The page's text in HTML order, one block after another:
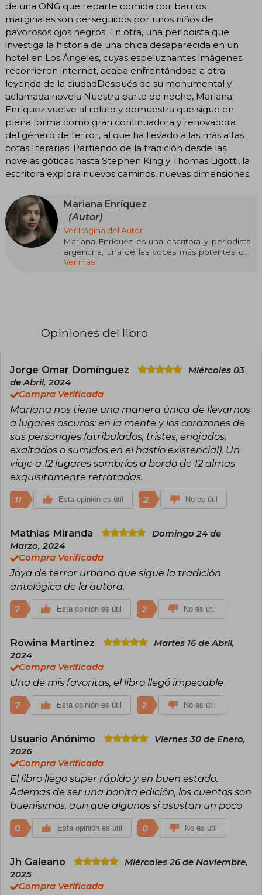
de una ONG que reparte comida por barrios
marginales son perseguidos por unos niños de
pavorosos ojos negros. En otra, una periodista que
investiga la historia de una chica desaparecida en un
hotel en Los Ángeles, cuyas espeluznantes imágenes
recorrieron internet, acaba enfrentándose a otra
leyenda de la ciudadDespués de su monumental y
aclamada novela Nuestra parte de noche, Mariana
Enriquez vuelve al relato y demuestra que sigue en
plena forma como gran continuadora y renovadora
del género de terror, al que ha llevado a las más altas
cotas literarias. Partiendo de la tradición desde las
novelas góticas hasta Stephen King y Thomas Ligotti, la
escritora explora nuevos caminos, nuevas dimensiones.
Mariana Enríquez
(Autor)
Ver Página del Autor
Mariana Enríquez es una escritora y periodista
argentina, una de las voces más potentes del
terror contemporáneo en lengua española. Su
iluminar lo que suele ocultarse bajo la alfombra.
Entre sus libros más influyentes se encuentra
Las cosas que perdimos en el fuego, un
volumen de cuentos que consolidó su
proyección internacional y redefinió el terror
latinoamericano desde una perspectiva urbana
y política. En 2019 recibió el Premio Herralde de
Novela por Nuestra parte de noche,
confirmando una trayectoria sólida y coherente.
Enríquez no busca asustar por deporte: escribe
para inquietar, incomodar y dejar marcas
Ver más
Opiniones del libro
Jorge Omar Domínguez
Miércoles 03
de Abril, 2024
Compra Verificada
Mariana nos tiene una manera única de llevarnos
a lugares oscuros: en la mente y los corazones de
sus personajes (atribulados, tristes, enojados,
exaltados o sumidos en el hastío existencial). Un
viaje a 12 lugares sombríos a bordo de 12 almas
exquisitamente retratadas.
11 Esta opinión es útil 2 No es útil
Mathias Miranda
Domingo 24 de
Marzo, 2024
Compra Verificada
Joya de terror urbano que sigue la tradición
antológica de la autora.
7 Esta opinión es útil 2 No es útil
Rowina Martinez
Martes 16 de Abril,
2024
Compra Verificada
Una de mis favoritas, el libro llegó impecable
7 Esta opinión es útil 2 No es útil
Usuario Anónimo
Viernes 30 de Enero,
2026
Compra Verificada
El libro llego super rápido y en buen estado.
Ademas de ser una bonita edición, los cuentos son
buenísimos, aun que algunos si asustan un poco
0 Esta opinión es útil 0 No es útil
Jh Galeano
Miércoles 26 de Noviembre,
2025
Compra Verificada